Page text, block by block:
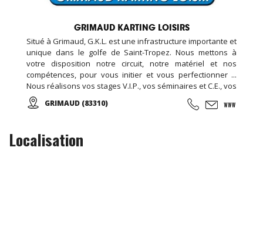
GRIMAUD KARTING LOISIRS
Situé à Grimaud, G.K.L. est une infrastructure importante et
unique dans le golfe de Saint-Tropez. Nous mettons à
votre disposition notre circuit, notre matériel et nos
compétences, pour vous initier et vous perfectionner ...
Nous réalisons vos stages V.I.P., vos séminaires et C.E., vos
formules week-end... Encadré par notre équipe de
passionnés vous participerez aux courses d'endurance,
GRIMAUD (83310)
Localisation